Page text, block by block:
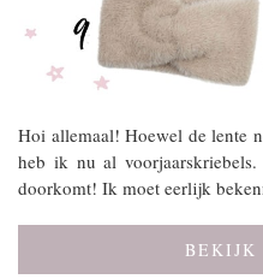
Hoi allemaal! Hoewel de lente
heb ik nu al
doorkomt! Ik moet eerlijk
BEKIJK